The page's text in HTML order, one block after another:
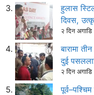
हुलास
दिवस,
२ दिन अगाडि
बारामा
दुई
२ दिन अगाडि